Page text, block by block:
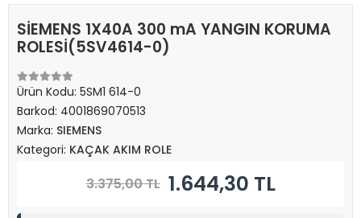
SİEMENS 1X40A 300 mA YANGIN KORUMA
ROLESİ(5SV4614-0)
Ürün Kodu: 5SM1 614-0
Barkod: 4001869070513
Marka: SIEMENS
Kategori: KAÇAK AKIM ROLE
3.375,00 TL 1.644,30 TL